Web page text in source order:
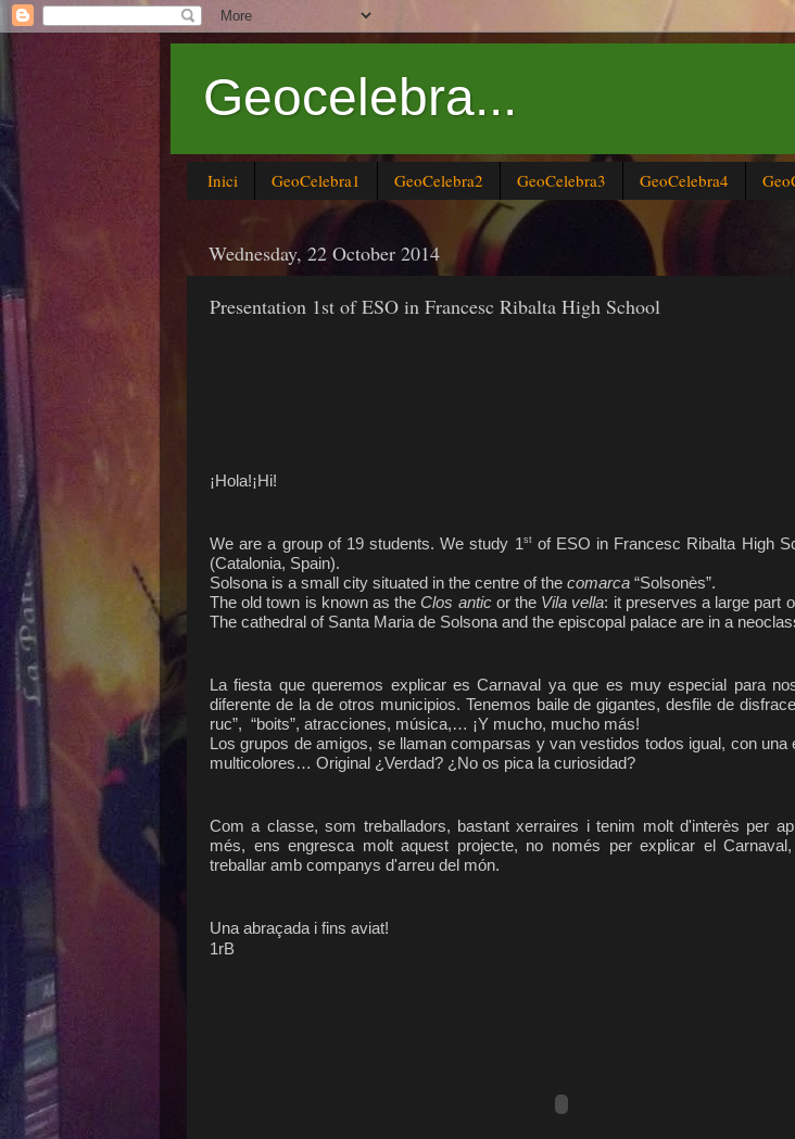
Geocelebra...
Inici GeoCelebra1 GeoCelebra2 GeoCelebra3 GeoCelebra4
Wednesday, 22 October 2014
Presentation 1st of ESO in Francesc Ribalta High School
¡Hola!¡Hi!
We are a group of 19 students. We study 1 stof ESO in Francesc Ribalta High
(Catalonia, Spain).
Solsona is a small city situated in the centre of the comarca “Solsonès”.
The old town is known as theClos anticor the Vila vella: it preserves a large part
The cathedral of Santa Maria de Solsona and the episcopal palace are in a
La fiesta que queremos explicar es Carnaval ya que es muy especial para
diferente de la de otros municipios. Tenemos baile de gigantes, desfile de
ruc”, “boits”, atracciones, música,… ¡Y mucho, mucho más!
Los grupos de amigos, se llaman comparsas y van vestidos todos igual, con una
multicolores… Original ¿Verdad? ¿No os pica la curiosidad?
Com a classe, som treballadors, bastant xerraires i tenim molt d'interès per
més, ens engresca molt aquest projecte, no només per explicar el
treballar amb companys d'arreu del món.
Una abraçada i fins aviat!
1rB